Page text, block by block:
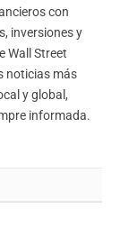
con
inversiones y
Wall Street
noticias más
y global,
informada.